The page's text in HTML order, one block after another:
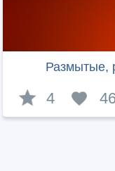
Размытые,
4